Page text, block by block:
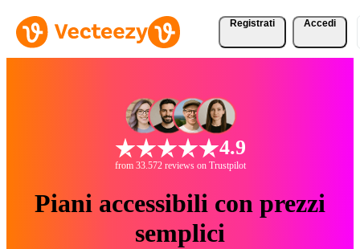
Registrati Accedi
4.9
from 33.572 reviews on Trustpilot
Piani accessibili con prezzi
semplici